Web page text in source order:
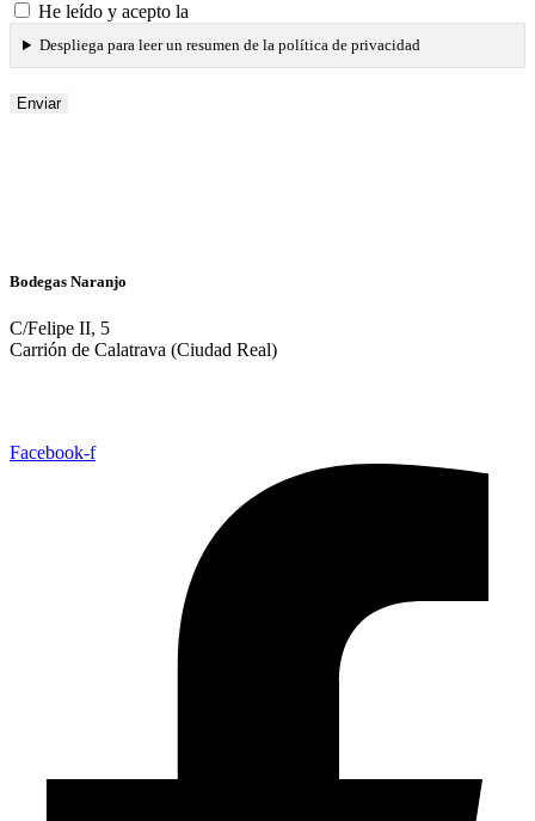
He leído y acepto la
Despliega para leer un resumen de la política de privacidad
Enviar
Bodegas Naranjo
C/Felipe II, 5
Carrión de Calatrava (Ciudad Real)
Facebook-f